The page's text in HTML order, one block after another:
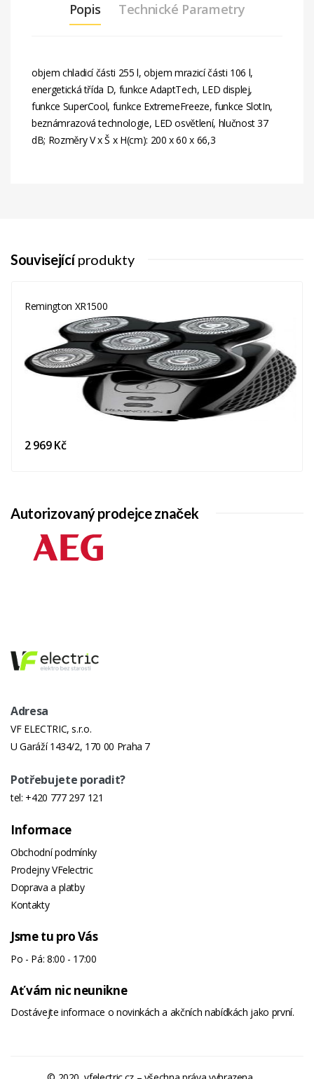
Popis Technické Parametry
objem chladicí části 255 l, objem mrazicí části 106 l,
energetická třída D, funkce AdaptTech, LED displej,
funkce SuperCool, funkce ExtremeFreeze, funkce SlotIn,
beznámrazová technologie, LED osvětlení, hlučnost 37
dB; Rozměry V x Š x H(cm): 200 x 60 x 66,3
Související produkty
Remington XR1500
2 969 Kč
Autorizovaný prodejce značek
Adresa
VF ELECTRIC, s.r.o.
U Garáží 1434/2, 170 00 Praha 7
Potřebujete poradit?
tel: +420 777 297 121
Informace
Obchodní podmínky
Prodejny VFelectric
Doprava a platby
Kontakty
Jsme tu pro Vás
Po - Pá: 8:00 - 17:00
Ať vám nic neunikne
Dostávejte informace o novinkách a akčních nabídkách jako první.